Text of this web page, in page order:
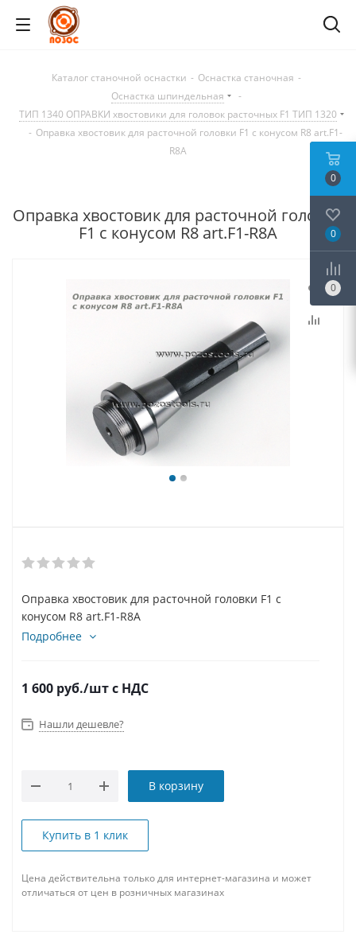
Каталог станочной оснастки - Оснастка станочная -
Оснастка шпиндельная
-
ТИП 1340 ОПРАВКИ хвостовики для головок расточных F1 ТИП 1320
- Оправка хвостовик для расточной головки F1 с конусом R8 art.F1-
R8A
Оправка хвостовик для расточной головки
F1 с конусом R8 art.F1-R8A
Оправка хвостовик для расточной головки F1 с
конусом R8 art.F1-R8A
Подробнее
1 600 руб./штс НДС
Нашли дешевле?
В корзину
Купить в 1 клик
Цена действительна только для интернет-магазина и может
отличаться от цен в розничных магазинах
0
0
0